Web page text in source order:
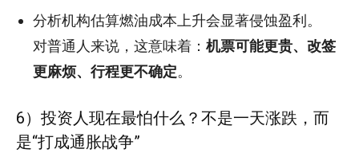
分析机构估算燃油成本上升会显著侵蚀盈利。
对普通人来说，这意味着： 机票可能更贵、改签
更麻烦、行程更不确定。
6）投资人现在最怕什么？不是一天涨跌，而
是“打成通胀战争”